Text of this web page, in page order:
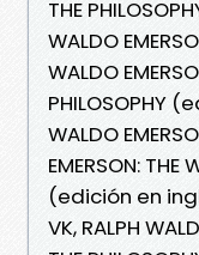
THE
WALDO
WALDO
PHILOSOPHY
WALDO
EMERSON: THE
(edición en
VK, RALPH